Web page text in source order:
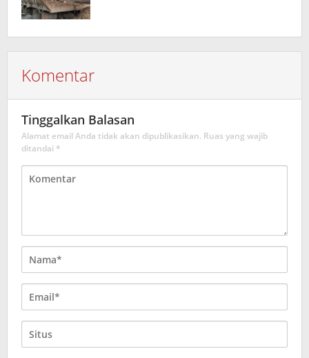
Komentar
Tinggalkan Balasan
Alamat email Anda tidak akan dipublikasikan. Ruas yang wajib
ditandai *